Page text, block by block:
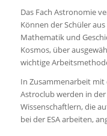
Das Fach Astronomie
Können der Schüler
Mathematik und
Kosmos, über
wichtige
In Zusammenarbeit
Astroclub werden in
Wissenschaftlern, die
bei der ESA arbeiten,